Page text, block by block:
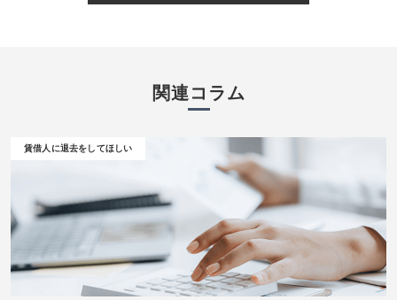
関連コラム
賃借人に退去をしてほしい